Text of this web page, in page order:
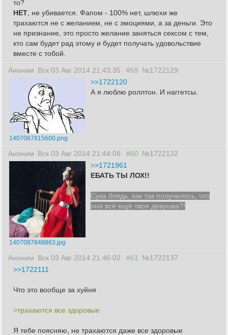
то?
НЕТ , не убивается. Фапом - 100% нет, шлюхи же
трахаются не с желанием, не с эмоциями, а за деньги. Это
не признание, это просто желание заняться сексом с тем,
кто сам будет рад этому и будет получать удовольствие
вместе с тобой.
Аноним Вск 03 Авг 2014 21:43:35 #59 №1722129
1407087815600.png
>>1722120
А я люблю роллтон. И наггетсы.
Аноним Вск 03 Авг 2014 21:44:08 #60 №1722132
1407087848863.jpg
>>1721961
ЕБАТЬ ТЫ ЛОХ!!
Сука блядь, как так получилось, что
она всё ещё твоя девушка?!
Аноним Вск 03 Авг 2014 21:46:02 #61
№1722137
>>1722111
Что это вообще за хуйня
>трахаются все здоровые
Я тебе поясняю, не трахаются даже все здоровые